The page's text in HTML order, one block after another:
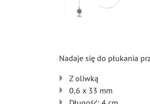
Nadaje się do płukania
Z oliwką
0,6 x 33 mm